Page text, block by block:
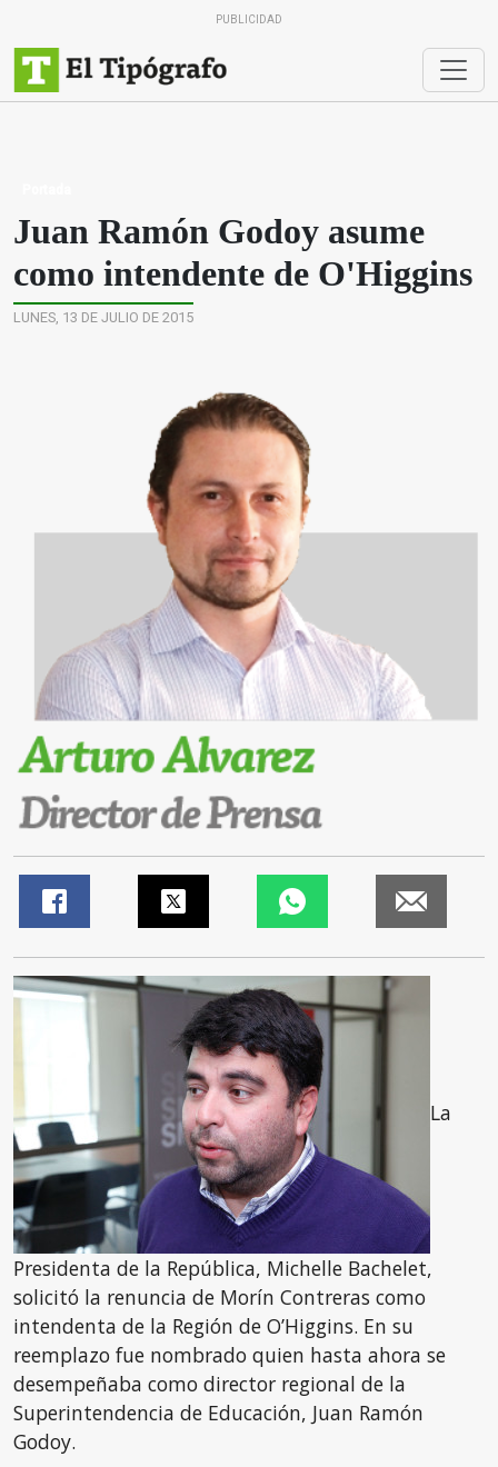
PUBLICIDAD
Juan Ramón Godoy asume
como intendente de O'Higgins
LUNES, 13 DE JULIO DE 2015
La
Presidenta de la República, Michelle Bachelet,
solicitó la renuncia de Morín Contreras como
intendenta de la Región de O’Higgins. En su
reemplazo fue nombrado quien hasta ahora se
desempeñaba como director regional de la
Superintendencia de Educación, Juan Ramón
Godoy.